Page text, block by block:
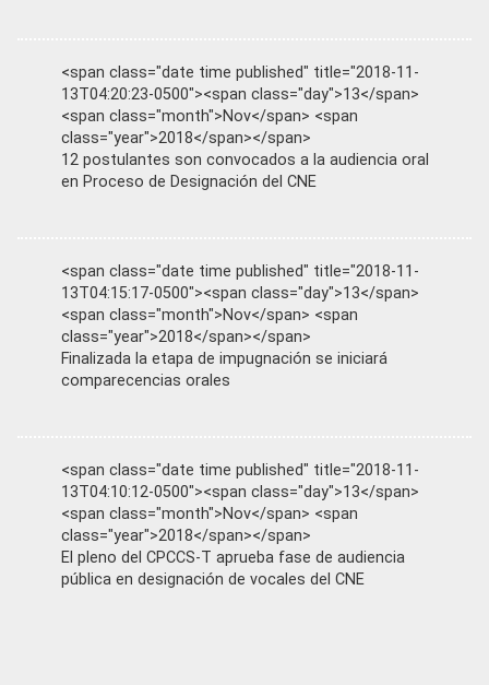
<span class="date time published" title="2018-11-
13T04:20:23-0500"><span class="day">13</span>
<span class="month">Nov</span> <span
class="year">2018</span></span>
12 postulantes son convocados a la audiencia oral
en Proceso de Designación del CNE
<span class="date time published" title="2018-11-
13T04:15:17-0500"><span class="day">13</span>
<span class="month">Nov</span> <span
class="year">2018</span></span>
Finalizada la etapa de impugnación se iniciará
comparecencias orales
<span class="date time published" title="2018-11-
13T04:10:12-0500"><span class="day">13</span>
<span class="month">Nov</span> <span
class="year">2018</span></span>
El pleno del CPCCS-T aprueba fase de audiencia
pública en designación de vocales del CNE